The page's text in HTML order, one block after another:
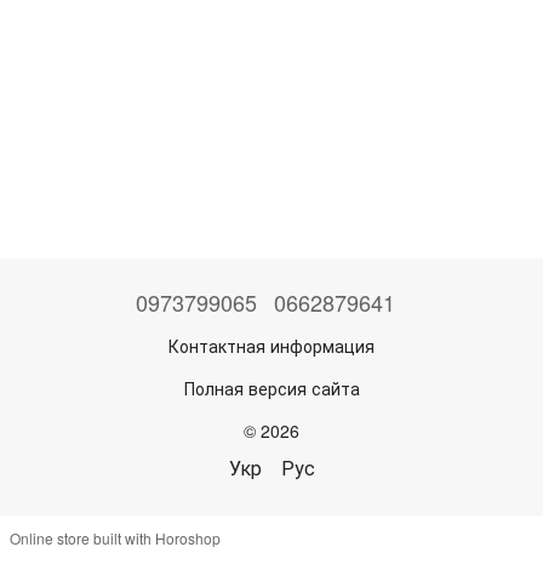
0973799065 0662879641
Контактная информация
Полная версия сайта
© 2026
Укр Рус
Online store built with Horoshop